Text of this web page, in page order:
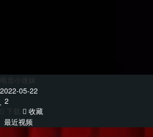
电音小迷妹
2022-05-22
2
下载
收藏
最近视频